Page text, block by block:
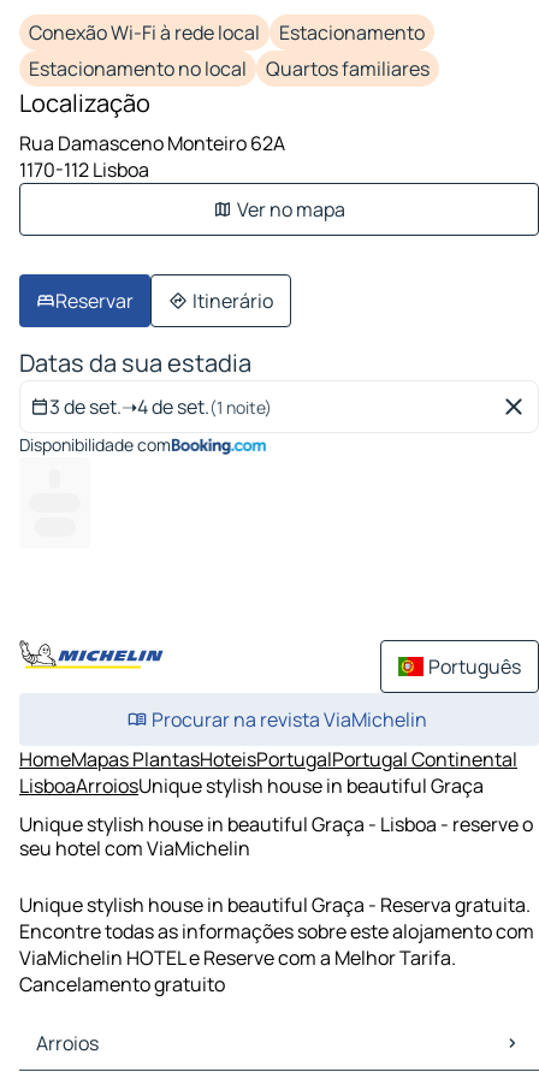
Conexão Wi-Fi à rede local
Estacionamento
Estacionamento no local
Quartos familiares
Localização
Rua Damasceno Monteiro 62A
1170-112 Lisboa
Ver no mapa
Reservar Itinerário
Datas da sua estadia
3 de set.➝4 de set.(1 noite)
Disponibilidade com
Português
Procurar na revista ViaMichelin
HomeMapas PlantasHoteisPortugalPortugal Continental
LisboaArroiosUnique stylish house in beautiful Graça
Unique stylish house in beautiful Graça - Lisboa - reserve o
seu hotel com ViaMichelin
Unique stylish house in beautiful Graça - Reserva gratuita.
Encontre todas as informações sobre este alojamento com
ViaMichelin HOTEL e Reserve com a Melhor Tarifa.
Cancelamento gratuito
Arroios